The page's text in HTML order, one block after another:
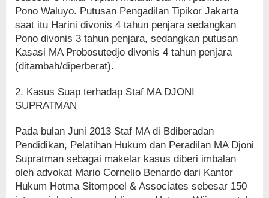
Pono Waluyo. Putusan Pengadilan Tipikor Jakarta
saat itu Harini divonis 4 tahun penjara sedangkan
Pono divonis 3 tahun penjara, sedangkan putusan
Kasasi MA Probosutedjo divonis 4 tahun penjara
(ditambah/diperberat).
2. Kasus Suap terhadap Staf MA DJONI
SUPRATMAN
Pada bulan Juni 2013 Staf MA di Bdiberadan
Pendidikan, Pelatihan Hukum dan Peradilan MA Djoni
Supratman sebagai makelar kasus diberi imbalan
oleh advokat Mario Cornelio Benardo dari Kantor
Hukum Hotma Sitompoel & Associates sebesar 150